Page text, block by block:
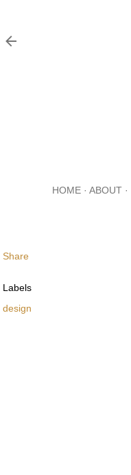
HOME ABOUT
Share
Labels
design